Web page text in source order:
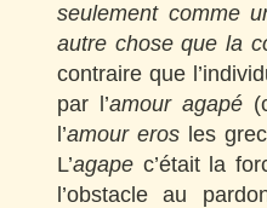
seulement comme
autre chose que la
contraire que
par l’amour agapé
l’amour eros les
L’agape c’était la
l’obstacle au